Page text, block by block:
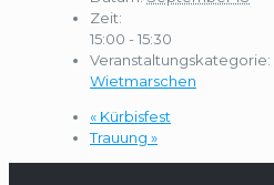
Zeit:
15:00 - 15:30
Veranstaltungskategorie:
Wietmarschen
« Kürbisfest
Trauung »